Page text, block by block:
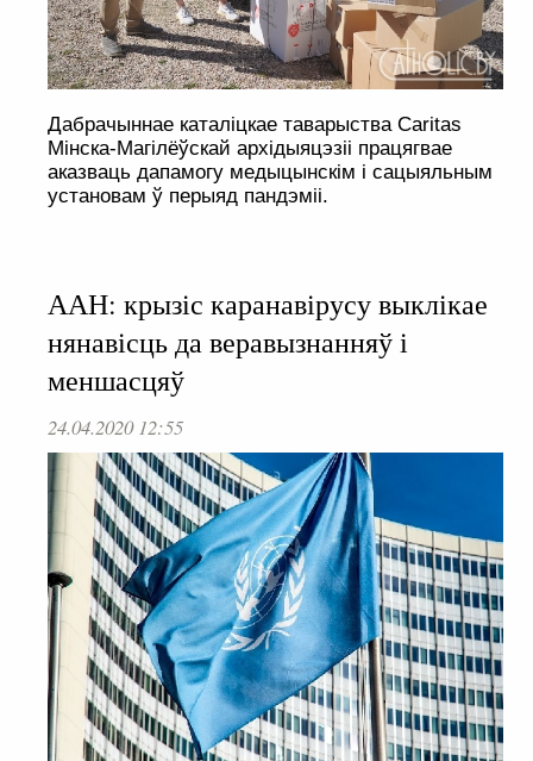
Дабрачыннае каталіцкае таварыства Caritas
Мінска-Магілёўскай архідыяцэзіі працягвае
аказваць дапамогу медыцынскім і сацыяльным
установам ў перыяд пандэміі.
ААН: крызіс каранавірусу выклікае
нянавісць да веравызнанняў і
меншасцяў
24.04.2020 12:55